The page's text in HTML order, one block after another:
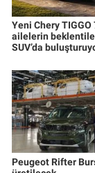
Yeni Chery
ailelerin
SUV’da
Peugeot Rifter